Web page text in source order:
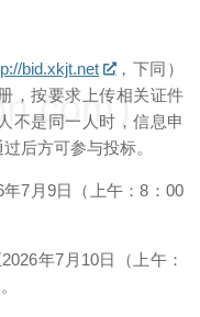
bid.xkjt.net
，下同）
，按要求上传相关证件
不是同一人时，信息申
后方可参与投标。
7月9日（上午：8：00
年7月10日（上午：
）